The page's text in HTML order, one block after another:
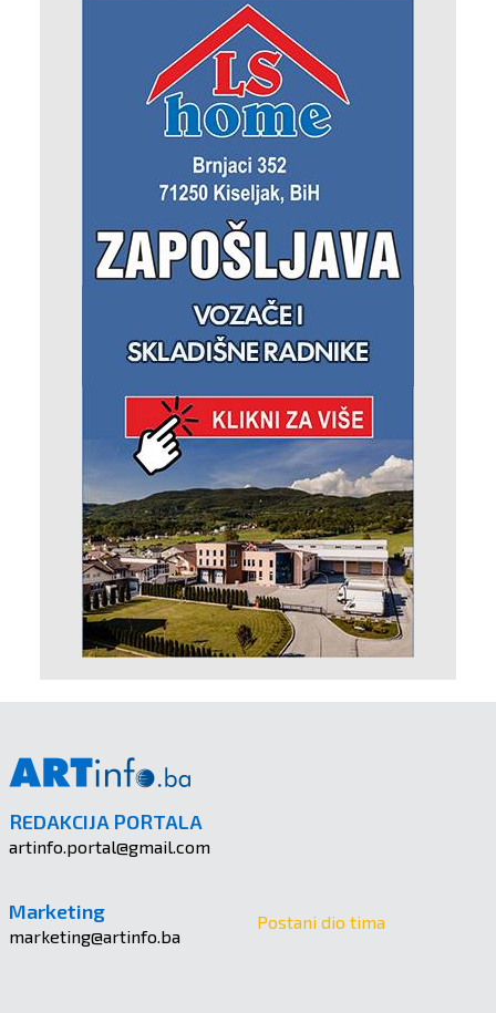
REDAKCIJA PORTALA
artinfo.portal@gmail.com
Marketing
marketing@artinfo.ba
Postani dio tima